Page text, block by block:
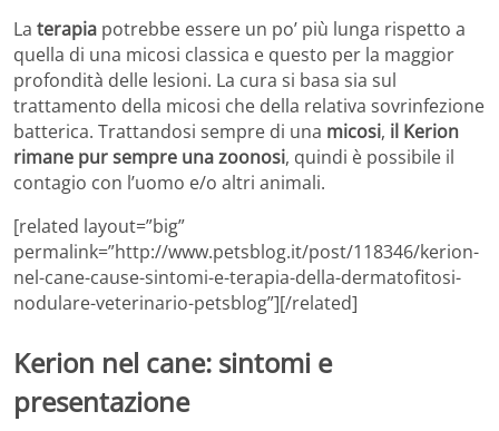
La terapia potrebbe essere un po’ più lunga rispetto a
quella di una micosi classica e questo per la maggior
profondità delle lesioni. La cura si basa sia sul
trattamento della micosi che della relativa sovrinfezione
batterica. Trattandosi sempre di una micosi, il Kerion
rimane pur sempre una zoonosi, quindi è possibile il
contagio con l’uomo e/o altri animali.
[related layout=”big”
permalink=”http://www.petsblog.it/post/118346/kerion-
nel-cane-cause-sintomi-e-terapia-della-dermatofitosi-
nodulare-veterinario-petsblog”][/related]
Kerion nel cane: sintomi e
presentazione